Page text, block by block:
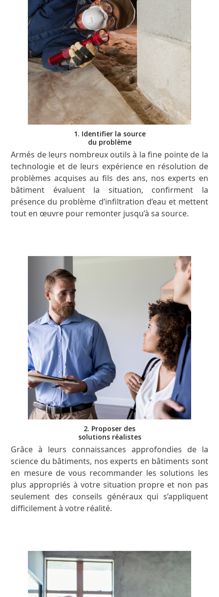
1. Identifier la source
du problème
Armés de leurs nombreux outils à la fine pointe de la
technologie et de leurs expérience en résolution de
problèmes acquises au fils des ans, nos experts en
bâtiment évaluent la situation, confirment la
présence du problème d’infiltration d’eau et mettent
tout en œuvre pour remonter jusqu’à sa source.
2. Proposer des
solutions réalistes
Grâce à leurs connaissances approfondies de la
science du bâtiments, nos experts en bâtiments sont
en mesure de vous recommander les solutions les
plus appropriés à votre situation propre et non pas
seulement des conseils généraux qui s’appliquent
difficilement à votre réalité.